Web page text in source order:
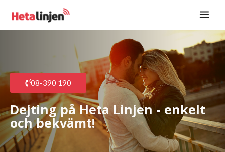
Main
08-390 190
Dejting på Heta Linjen - enkelt
och bekvämt!